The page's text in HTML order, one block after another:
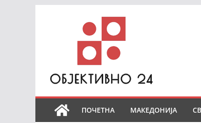
ПОЧЕТНА МАКЕДОНИЈА